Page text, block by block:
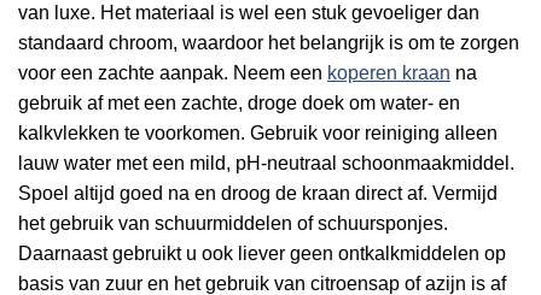
van luxe. Het materiaal is wel een stuk gevoeliger dan
standaard chroom, waardoor het belangrijk is om te zorgen
voor een zachte aanpak. Neem een koperen kraan na
gebruik af met een zachte, droge doek om water- en
kalkvlekken te voorkomen. Gebruik voor reiniging alleen
lauw water met een mild, pH-neutraal schoonmaakmiddel.
Spoel altijd goed na en droog de kraan direct af. Vermijd
het gebruik van schuurmiddelen of schuursponjes.
Daarnaast gebruikt u ook liever geen ontkalkmiddelen op
basis van zuur en het gebruik van citroensap of azijn is af